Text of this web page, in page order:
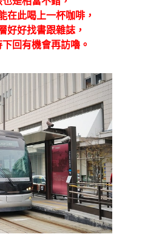
在此喝上一杯咖啡，
好好找書跟雜誌，
回有機會再訪嚕。